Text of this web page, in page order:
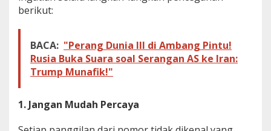
berikut:
BACA: "Perang Dunia III di Ambang Pintu!
Rusia Buka Suara soal Serangan AS ke Iran:
Trump Munafik!"
1. Jangan Mudah Percaya